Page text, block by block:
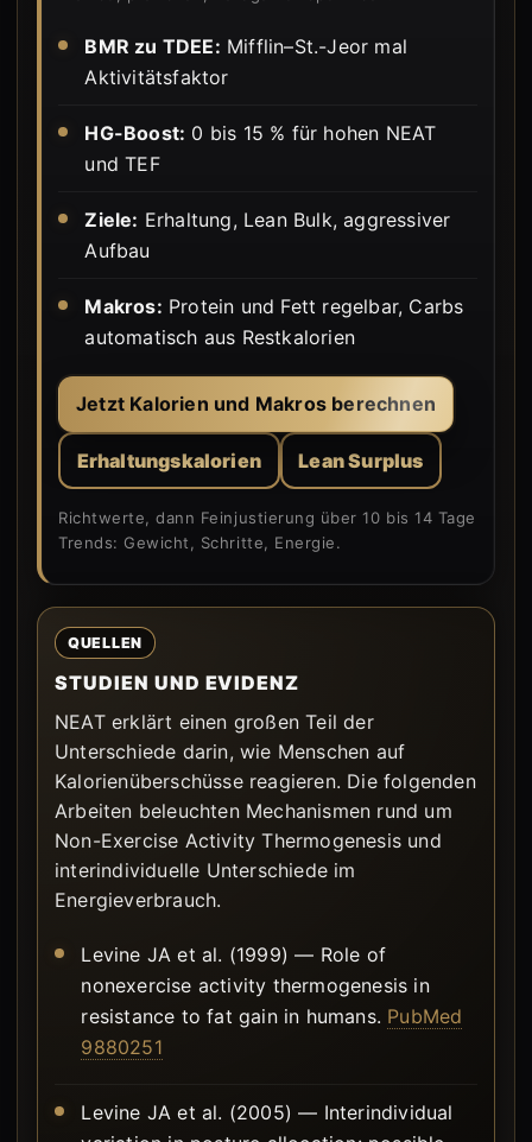
BMR zu TDEE: Mifflin–St.-Jeor mal
Aktivitätsfaktor
HG-Boost: 0 bis 15 % für hohen NEAT
und TEF
Ziele: Erhaltung, Lean Bulk, aggressiver
Aufbau
Makros: Protein und Fett regelbar, Carbs
automatisch aus Restkalorien
Jetzt Kalorien und Makros berechnen
Erhaltungskalorien Lean Surplus
Richtwerte, dann Feinjustierung über 10 bis 14 Tage
Trends: Gewicht, Schritte, Energie.
QUELLEN
STUDIEN UND EVIDENZ
NEAT erklärt einen großen Teil der
Unterschiede darin, wie Menschen auf
Kalorienüberschüsse reagieren. Die folgenden
Arbeiten beleuchten Mechanismen rund um
Non-Exercise Activity Thermogenesis und
interindividuelle Unterschiede im
Energieverbrauch.
Levine JA et al. (1999) — Role of
nonexercise activity thermogenesis in
resistance to fat gain in humans. PubMed
9880251
Levine JA et al. (2005) — Interindividual